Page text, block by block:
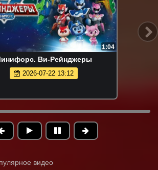
1:04
Ви-Рейнджеры
2026-07-22 13:12
видео